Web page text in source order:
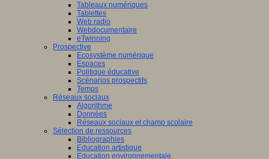
Tableaux numériques
Tablettes
Web radio
Webdocumentaire
eTwinning
Prospective
Ecosystème numérique
Espaces
Politique éducative
Scénarios prospectifs
Temps
Réseaux sociaux
Algorithme
Données
Réseaux sociaux et champ scolaire
Sélection de ressources
Bibliographies
Education artistique
Education environnementale